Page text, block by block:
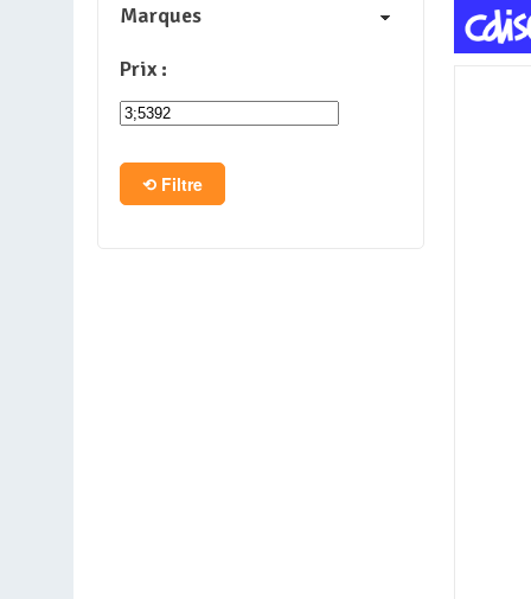
PC Tout-en-un
Tablettes
Marques
Prix :
Filtre